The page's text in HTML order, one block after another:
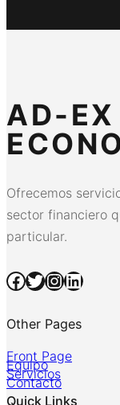
AD-EX
Ofrecemos
sector financiero
particular.
Facebook Twitter InstagramLinkedIn
Other Pages
Front Page
Equipo
Servicios
Contacto
Quick Links